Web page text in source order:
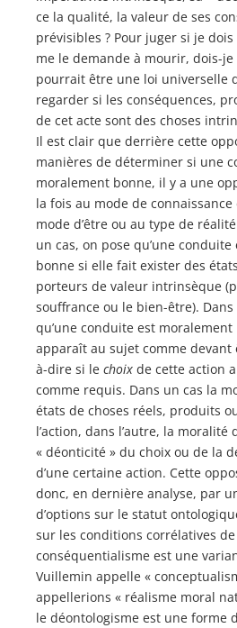
ce la qualité, la valeur de ses
prévisibles ? Pour juger si je
me le demande à mourir, dois-
pourrait être une loi universelle
regarder si les conséquences,
de cet acte sont des choses
Il est clair que derrière cette
manières de déterminer si une
moralement bonne, il y a une
la fois au mode de
mode d’être ou au type de
un cas, on pose qu’une
bonne si elle fait exister des
porteurs de valeur intrinsèque
souffrance ou le bien-être). Dans
qu’une conduite est
apparaît au sujet comme devant
à-dire si le choix de cette action
comme requis. Dans un cas la
états de choses réels, produits
l’action, dans l’autre, la moralité
« déonticité » du choix ou de la
d’une certaine action. Cette
donc, en dernière analyse, par
d’options sur le statut
sur les conditions corrélatives
conséquentialisme est une
Vuillemin appelle «
appellerions « réalisme moral
le déontologisme est une forme